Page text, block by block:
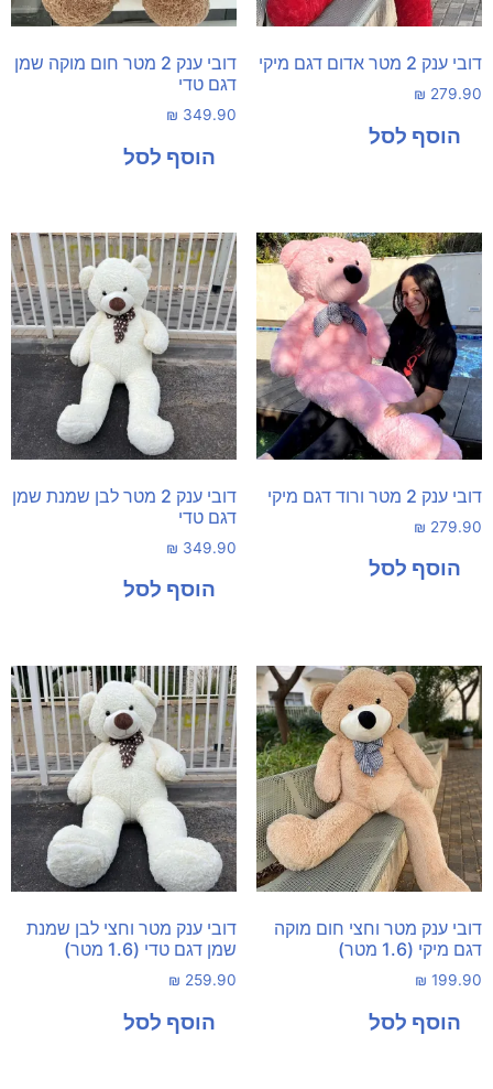
דובי ענק 2 מטר אדום דגם מיקי
₪ 279.90
דובי ענק 2 מטר חום מוקה שמן
דגם טדי
₪ 349.90
דובי ענק 2 מטר ורוד דגם מיקי
₪ 279.90
דובי ענק 2 מטר לבן שמנת שמן
דגם טדי
₪ 349.90
דובי ענק מטר וחצי חום מוקה
דגם מיקי (1.6 מטר)
₪ 199.90
דובי ענק מטר וחצי לבן שמנת
שמן דגם טדי (1.6 מטר)
₪ 259.90